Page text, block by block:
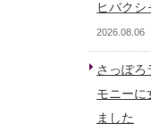
ヒバクシ
2026.08.06
さっぽろ
モニーに
ました